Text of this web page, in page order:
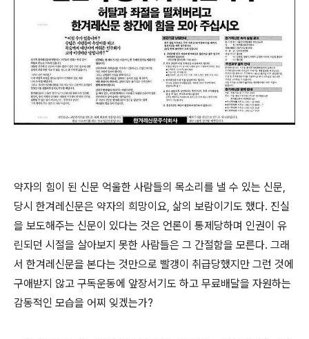
약자의 힘이 된 신문 억울한 사람들의 목소리를 낼 수 있는 신문,
당시 한겨레신문은 약자의 희망이요, 삶의 보람이기도 했다. 진실
을 보도해주는 신문이 있다는 것은 언론이 통제당하며 인권이 유
린되던 시절을 살아보지 못한 사람들은 그 간절함을 모른다. 그래
서 한겨레신문을 본다는 것만으로 빨갱이 취급당했지만 그런 것에
구애받지 않고 구독운동에 앞장서기도 하고 무료배달을 자원하는
감동적인 모습을 어찌 잊겠는가?